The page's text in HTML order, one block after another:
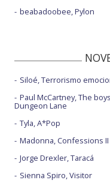
beabadoobee, Pylon
Siloé, Terrorismo
Paul McCartney, The
Dungeon Lane
Tyla, A*Pop
Madonna, Confessions II
Jorge Drexler, Taracá
Sienna Spiro, Visitor